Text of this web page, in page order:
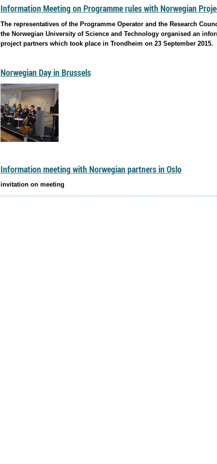
Information Meeting on Programme rules with Norwegian
The representatives of the Programme Operator and the Research
the Norwegian University of Science and Technology organised an
project partners which took place in Trondheim on 23 September 2015.
Norwegian Day in Brussels
Information meeting with Norwegian partners in Oslo
invitation on meeting